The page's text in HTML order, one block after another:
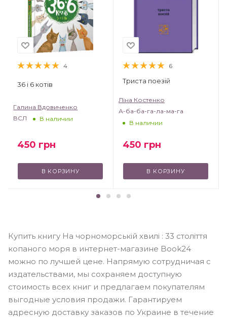
4
36 і 6 котів
Галина Вдовиченко
ВСЛ
В наличии
450 грн
В КОРЗИНУ
6
Триста поезій
Ліна Костенко
А-ба-ба-га-ла-ма-га
В наличии
450 грн
В КОРЗИНУ
Купить книгу На чорноморській хвилі : 33 століття
копаного моря в интернет-магазине Book24
можно по лучшей цене. Напрямую сотрудничая с
издательствами, мы сохраняем доступную
стоимость всех книг и предлагаем покупателям
выгодные условия продажи. Гарантируем
адресную доставку заказов по Украине в течение